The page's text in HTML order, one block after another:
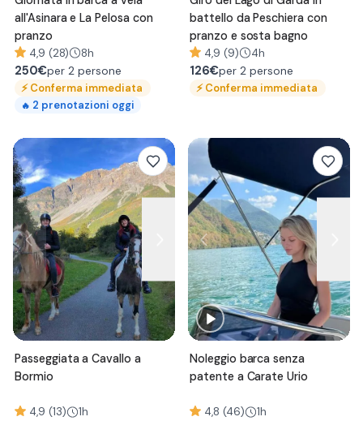
all'Asinara e La Pelosa con
pranzo
4,9 (28) 8h
250€per 2 persone
⚡Conferma immediata
🔥 2 prenotazioni oggi
battello da Peschiera con
pranzo e sosta bagno
4,9 (9) 4h
126€per 2 persone
⚡Conferma immediata
Passeggiata a Cavallo a
Bormio
4,9 (13) 1h
Noleggio barca senza
patente a Carate Urio
4,8 (46) 1h